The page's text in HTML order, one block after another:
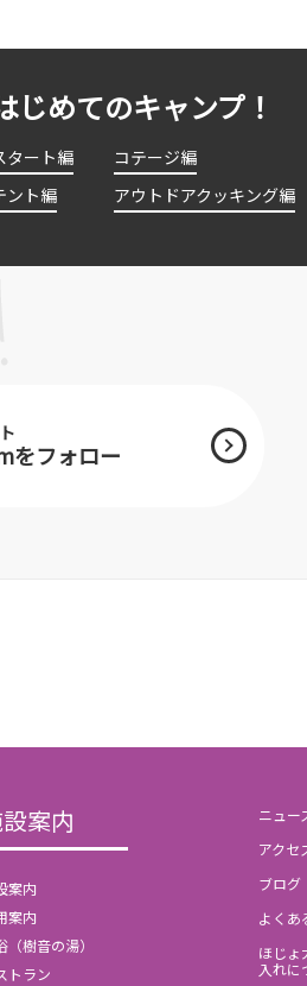
じめてのキャンプ！
タート編
コテージ編
ント編
アウトドアクッキング編
をフォロー
案内
案内
案内
（樹音の湯）
トラン
ニュー
アクセ
ブログ
よくあ
ほじょ
入れに